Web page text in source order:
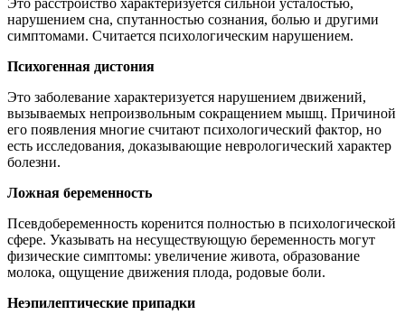
нарушением сна, спутанностью сознания, болью и другими
симптомами. Считается психологическим нарушением.
Психогенная дистония
Это заболевание характеризуется нарушением движений,
вызываемых непроизвольным сокращением мышц. Причиной
его появления многие считают психологический фактор, но
есть исследования, доказывающие неврологический характер
болезни.
Ложная беременность
Псевдобеременность коренится полностью в психологической
сфере. Указывать на несуществующую беременность могут
физические симптомы: увеличение живота, образование
молока, ощущение движения плода, родовые боли.
Неэпилептические припадки